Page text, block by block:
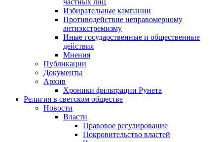
частных лиц
Избирательные кампании
Противодействие неправомерному
антиэкстремизму
Иные государственные и общественные
действия
Мнения
Публикации
Документы
Архив
Хроники фильтрации Рунета
Религия в светском обществе
Новости
Власти
Правовое регулирование
Покровительство властей